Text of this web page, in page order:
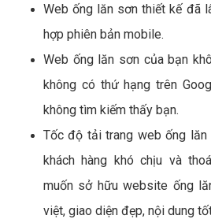
Web ống lăn sơn thiết kế đã
hợp phiên bản mobile.
Web ống lăn sơn của bạn
không có thứ hạng trên
không tìm kiếm thấy bạn.
Tốc độ tải trang web ống lăn
khách hàng khó chịu và
muốn sở hữu website ống
việt, giao diện đẹp, nội dung